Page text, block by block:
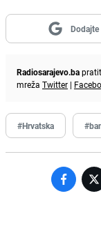
Dodajte
Radiosarajevo.ba
mreža Twitter |
#Hrvatska